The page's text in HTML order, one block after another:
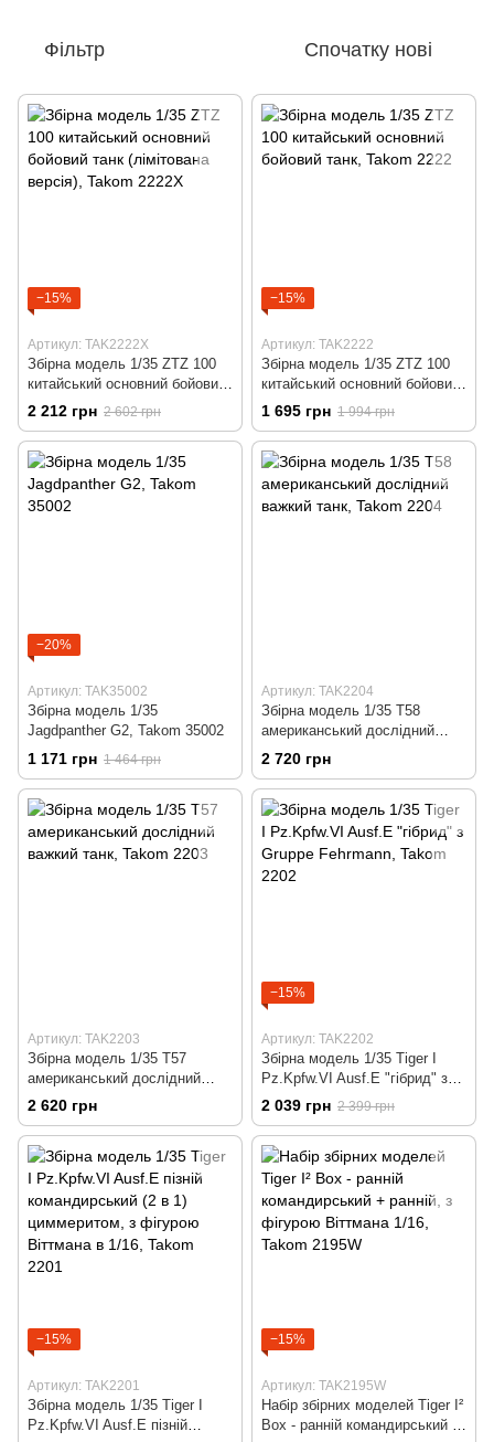
Фільтр Спочатку нові
−15%
Артикул: TAK2222X
Збірна модель 1/35 ZTZ 100
китайський основний бойовий
танк (лімітована версія),
Takom 2222X
2 212 грн 2 602 грн
−15%
Артикул: TAK2222
Збірна модель 1/35 ZTZ 100
китайський основний бойовий
танк, Takom 2222
1 695 грн 1 994 грн
−20%
Артикул: TAK35002
Збірна модель 1/35
Jagdpanther G2, Takom 35002
1 171 грн 1 464 грн
Артикул: TAK2204
Збірна модель 1/35 T58
американський дослідний
важкий танк, Takom 2204
2 720 грн
Артикул: TAK2203
Збірна модель 1/35 T57
американський дослідний
важкий танк, Takom 2203
2 620 грн
−15%
Артикул: TAK2202
Збірна модель 1/35 Tiger I
Pz.Kpfw.VI Ausf.E "гібрид" з
Gruppe Fehrmann, Takom 2202
2 039 грн 2 399 грн
−15%
Артикул: TAK2201
Збірна модель 1/35 Tiger I
Pz.Kpfw.VI Ausf.E пізній
−15%
Артикул: TAK2195W
Набір збірних моделей Tiger I²
Box - ранній командирський +